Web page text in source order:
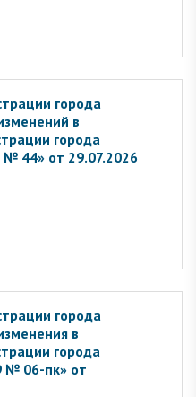
города
в
города
№ 44» от 29.07.2026
города
в
города
№ 06-пк» от